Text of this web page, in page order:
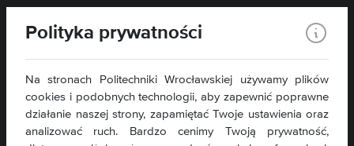
Wydział Matematyki
Wybrzeże Wyspiańskiego 27
50-370 Wrocław
Polityka prywatności
Na stronach Politechniki Wrocławskiej używamy plików
cookies i podobnych technologii, aby zapewnić poprawne
działanie naszej strony, zapamiętać Twoje ustawienia oraz
analizować ruch. Bardzo cenimy Twoją prywatność,